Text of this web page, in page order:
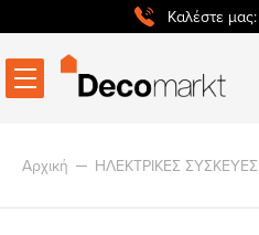
Καλέστε μας:
Αρχική ΗΛΕΚΤΡΙΚΕΣ ΣΥΣΚΕΥΕΣ